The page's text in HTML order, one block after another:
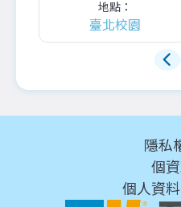
地點：
臺北校園
隱私
個
個人資